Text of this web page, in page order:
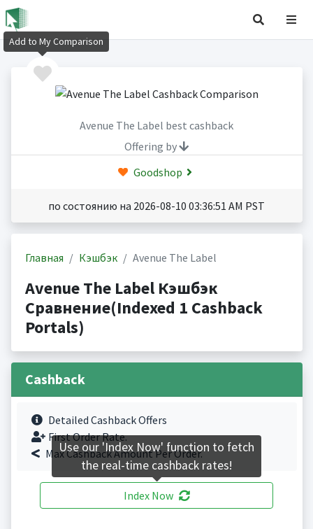
Avenue The Label best cashback
Offering by
Goodshop
по состоянию на 2026-08-10 03:36:51 AM PST
Главная Кэшбэк Avenue The Label
Avenue The Label Кэшбэк
Сравнение(Indexed 1 Cashback
Portals)
Cashback
Detailed Cashback Offers
First Order Rate.
Max Cashback Amount Per Order.
Index Now
Add to My Comparison
Use our 'Index Now' function to fetch
the real-time cashback rates!